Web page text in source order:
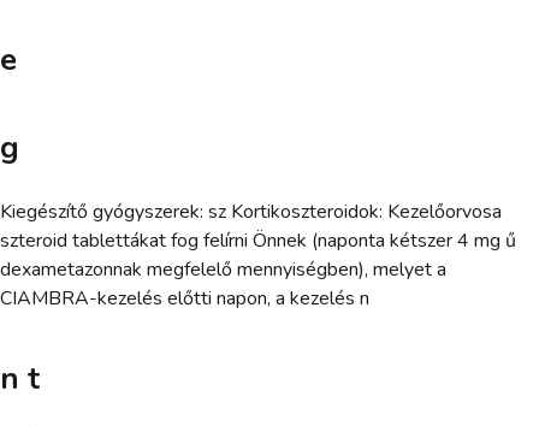
e
g
Kiegészítő gyógyszerek: sz Kortikoszteroidok: Kezelőorvosa
szteroid tablettákat fog felírni Önnek (naponta kétszer 4 mg ű
dexametazonnak megfelelő mennyiségben), melyet a
CIAMBRA-kezelés előtti napon, a kezelés n
n t